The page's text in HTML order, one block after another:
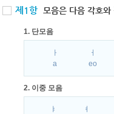
제1항 모음은 다음 각호와
1. 단모음
ㅏ
a
ㅓ
eo
2. 이중 모음
ㅑ
ㅕ